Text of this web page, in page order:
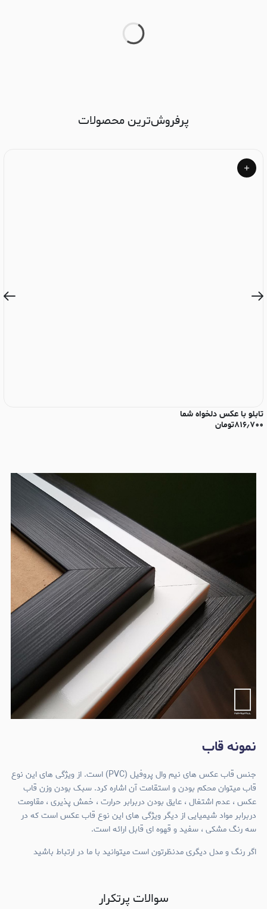
پرفروش‌ترین محصولات
تابلو با عکس دلخواه شما
۸۱۶٫۷۰۰تومان
نمونه قاب
جنس قاب عکس های نیم وال پروفیل (PVC) است. از ویژگی های این نوع
قاب میتوان محکم بودن و استقامت آن اشاره کرد. سبک بودن وزن قاب
عکس ، عدم اشتغال ، عایق بودن دربرابر حرارت ، خمش پذیری ، مقاومت
دربرابر مواد شیمیایی از دیگر ویژگی های این نوع قاب عکس است که در
سه رنگ مشکی ، سفید و قهوه ای قابل ارائه است.
اگر رنگ و مدل دیگری مدنظرتون است میتوانید با ما در ارتباط باشید
سوالات پرتکرار